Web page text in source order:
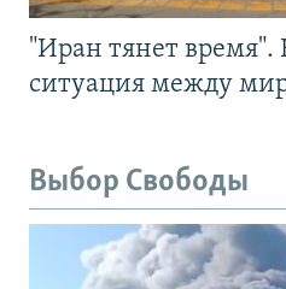
"Иран тянет время".
ситуация между
Выбор Свободы